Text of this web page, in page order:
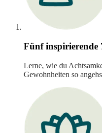
Fünf
Lerne, wie du
Gewohnheiten so